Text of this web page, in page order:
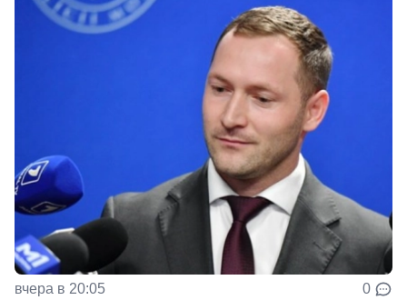
вчера в 20:05 0